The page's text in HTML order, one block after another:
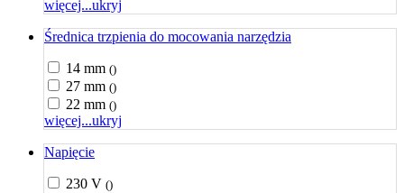
więcej...ukryj
Średnica trzpienia do mocowania narzędzia
14 mm ()
27 mm ()
22 mm ()
więcej...ukryj
Napięcie
230 V ()